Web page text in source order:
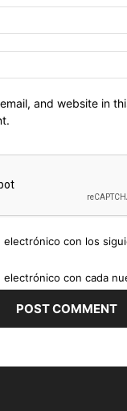
and website in
electrónico con los
electrónico con cada